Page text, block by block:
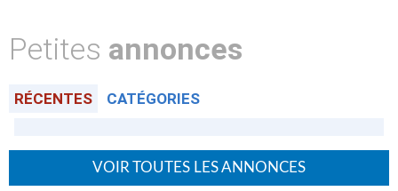
Petites annonces
RÉCENTES CATÉGORIES
VOIR TOUTES LES ANNONCES